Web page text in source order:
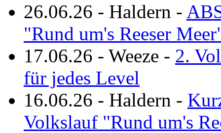
26.06.26 - Haldern -
"Rund um's Reeser
17.06.26 - Weeze - 2.
für jedes Level
16.06.26 - Haldern -
Volkslauf "Rund um's